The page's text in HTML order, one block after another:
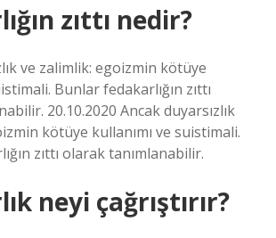
zıttı nedir?
ve zalimlik: egoizmin kötüye
Bunlar fedakarlığın zıttı
20.10.2020 Ancak duyarsızlık
kötüye kullanımı ve suistimali.
zıttı olarak tanımlanabilir.
neyi çağrıştırır?